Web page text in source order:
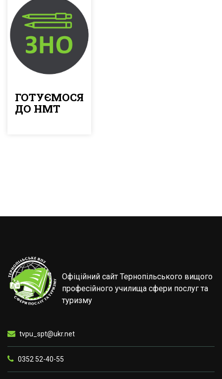
ГОТУЄМОСЯ
ДО НМТ
Офіційний сайт Тернопільського вищого
професійного училища сфери послуг та
туризму
tvpu_spt@ukr.net
0352 52-40-55